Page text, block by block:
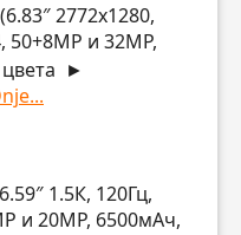
2772х1280,
50+8MP и 32MP,
►
1.5К, 120Гц,
и 20MP, 6500мАч,